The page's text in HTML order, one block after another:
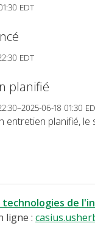
EDT
EDT
planifié
06-18 01:30
entretien planifié,
technologies de
ligne :